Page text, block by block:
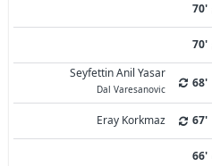
70'
70'
Seyfettin Anil Yasar
Dal Varesanovic 68'
Eray Korkmaz 67'
66'